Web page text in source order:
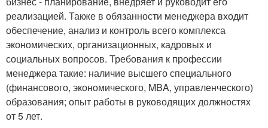
реализацией. Также в обязанности менеджера входит
обеспечение, анализ и контроль всего комплекса
экономических, организационных, кадровых и
социальных вопросов. Требования к профессии
менеджера такие: наличие высшего специального
(финансового, экономического, MBA, управленческого)
образования; опыт работы в руководящих должностях
от 5 лет.